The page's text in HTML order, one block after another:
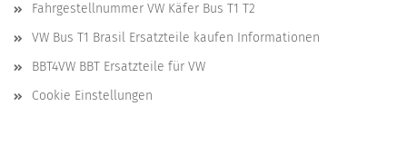
Fahrgestellnummer VW Käfer Bus T1 T2
VW Bus T1 Brasil Ersatzteile kaufen Informationen
BBT4VW BBT Ersatzteile für VW
Cookie Einstellungen